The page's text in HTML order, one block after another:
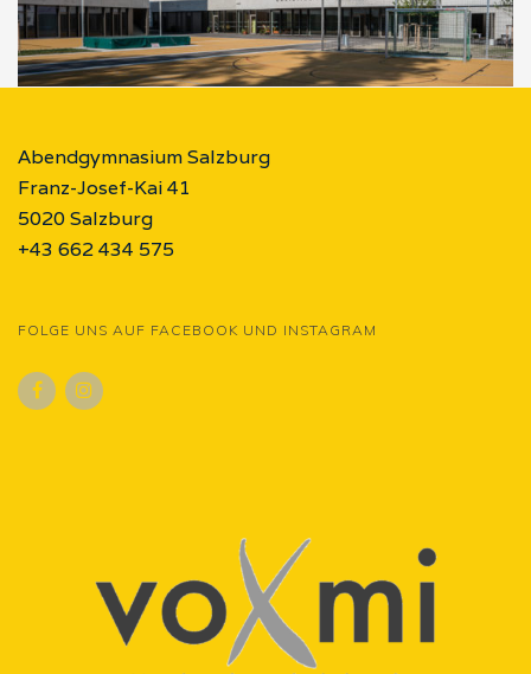
Abendgymnasium Salzburg
Franz-Josef-Kai 41
5020 Salzburg
+43 662 434 575
FOLGE UNS AUF FACEBOOK UND INSTAGRAM